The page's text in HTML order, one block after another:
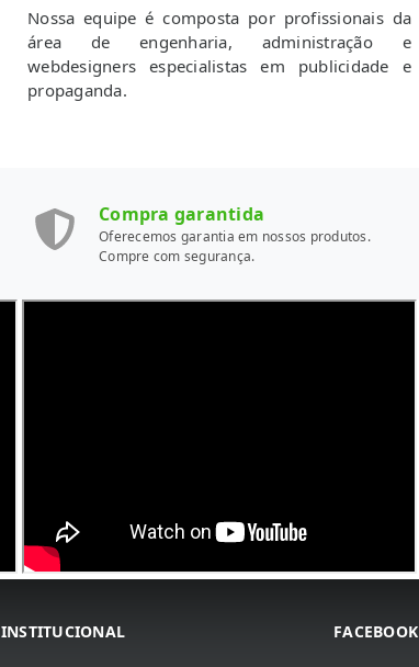
Nossa equipe é composta por profissionais da
área de engenharia, administração e
webdesigners especialistas em publicidade e
propaganda.
Compra garantida
Oferecemos garantia em nossos produtos.
Compre com segurança.
INSTITUCIONAL FACEBOOK